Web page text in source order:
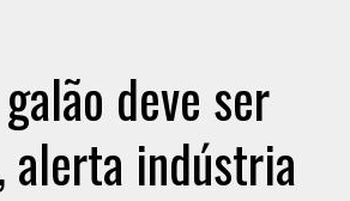
deve ser
alerta indústria